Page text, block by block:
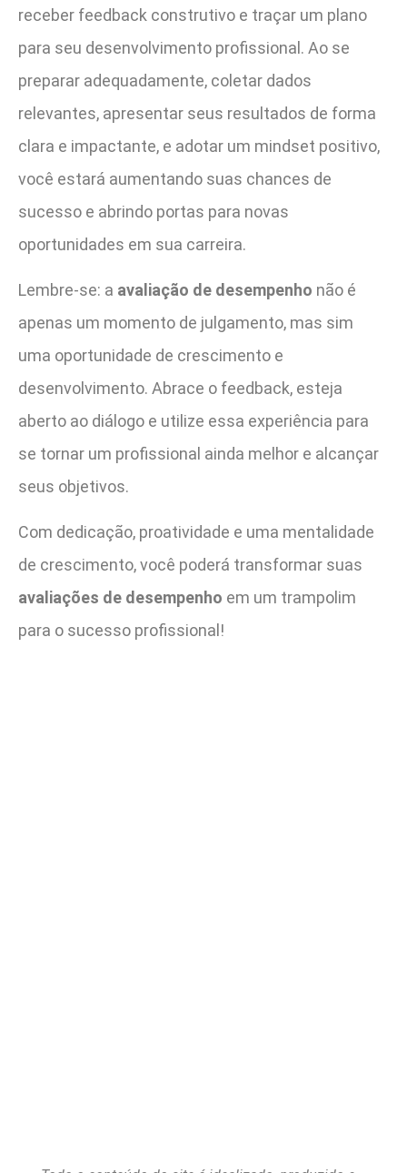
receber feedback construtivo e traçar um plano
para seu desenvolvimento profissional. Ao se
preparar adequadamente, coletar dados
relevantes, apresentar seus resultados de forma
clara e impactante, e adotar um mindset positivo,
você estará aumentando suas chances de
sucesso e abrindo portas para novas
oportunidades em sua carreira.
Lembre-se: a avaliação de desempenho não é
apenas um momento de julgamento, mas sim
uma oportunidade de crescimento e
desenvolvimento. Abrace o feedback, esteja
aberto ao diálogo e utilize essa experiência para
se tornar um profissional ainda melhor e alcançar
seus objetivos.
Com dedicação, proatividade e uma mentalidade
de crescimento, você poderá transformar suas
avaliações de desempenho em um trampolim
para o sucesso profissional!